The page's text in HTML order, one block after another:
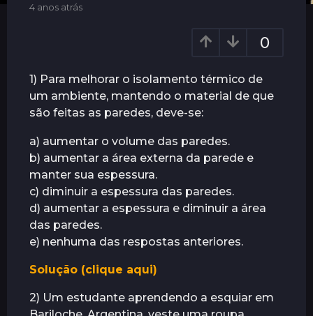
t
4
a
n
s
a
t
r
á
s
b
m
a
r
ã
s
4 anos atrás
t
r
á
0
1) Para melhorar o isolamento térmico de
um ambiente, mantendo o material de que
são feitas as paredes, deve-se:
a) aumentar o volume das paredes.
b) aumentar a área externa da parede e
manter sua espessura.
c) diminuir a espessura das paredes.
d) aumentar a espessura e diminuir a área
das paredes.
e) nenhuma das respostas anteriores.
Solução (clique aqui)
2) Um estudante aprendendo a esquiar em